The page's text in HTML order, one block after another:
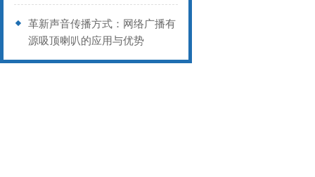
革新声音传播方式：网络广播有
源吸顶喇叭的应用与优势